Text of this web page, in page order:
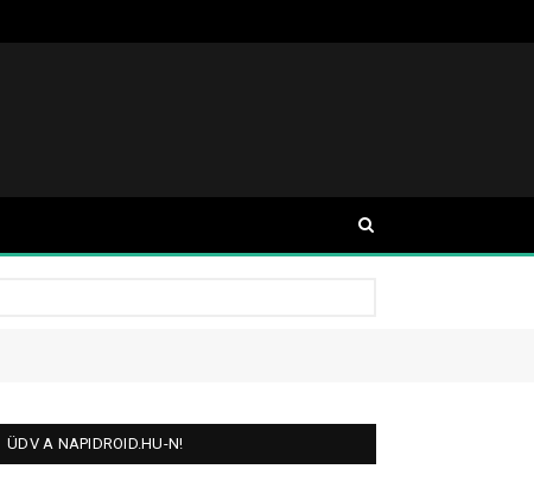
ÜDV A NAPIDROID.HU-N!